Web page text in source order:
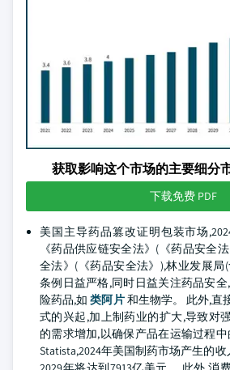
获取影响这个市场的主要细分
下载免费 PDF
美国主导药品篡改证明包装市场
《药品供应链安全法》(《药品安全
全法》(《药品安全法》),林业发展局
条例日益严格,同时日益关注药品安
险药品,如类阿片和生物学。 此外,直
式的兴起,加上制药业的扩大,导致对
的需求增加,以确保产品在运输过程
Statista,2024年美国制药市场产生的